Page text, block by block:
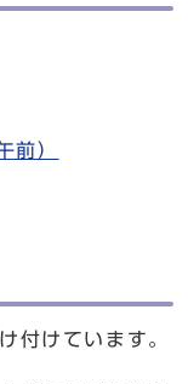
前）
付けています。